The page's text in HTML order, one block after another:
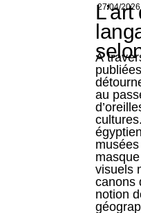
27/04/2026
À
au
visuels
canons
notion